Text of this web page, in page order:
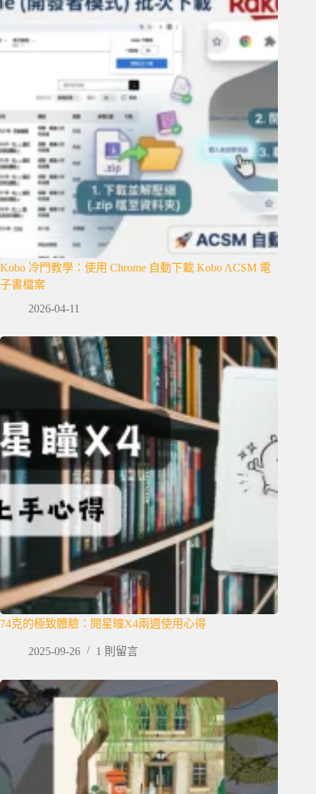
Kobo 冷門教學：使用 Chrome 自動下載 Kobo ACSM 電
子書檔案
2026-04-11
74克的極致體驗：閱星瞳X4兩週使用心得
2025-09-26 1 則留言